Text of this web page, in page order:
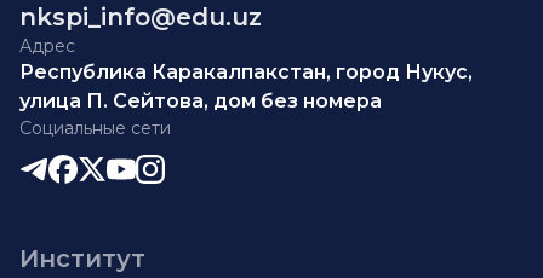
nkspi_info@edu.uz
Адрес
Республика Каракалпакстан, город Нукус,
улица П. Сейтова, дом без номера
Социальные сети
Институт